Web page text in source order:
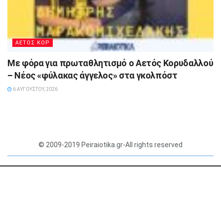
ΑΕΤΟΣ ΚΟΡ
Με φόρα για πρωταθλητισμό ο Αετός Κορυδαλλού
– Νέος «φύλακας άγγελος» στα γκολπόστ
6 ΑΥΓΟΎΣΤΟΥ, 2026
© 2009-2019 Peiraiotika.gr-All rights reserved